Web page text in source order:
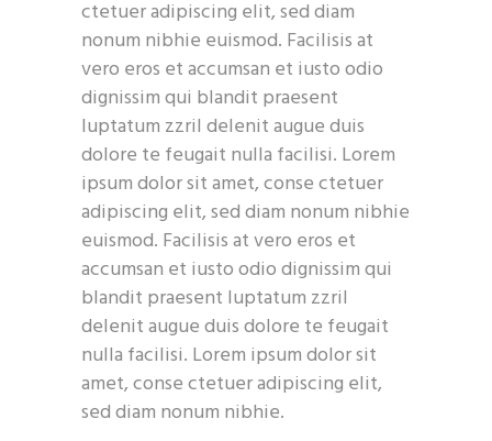
ctetuer adipiscing elit, sed diam
nonum nibhie euismod. Facilisis at
vero eros et accumsan et iusto odio
dignissim qui blandit praesent
luptatum zzril delenit augue duis
dolore te feugait nulla facilisi. Lorem
ipsum dolor sit amet, conse ctetuer
adipiscing elit, sed diam nonum nibhie
euismod. Facilisis at vero eros et
accumsan et iusto odio dignissim qui
blandit praesent luptatum zzril
delenit augue duis dolore te feugait
nulla facilisi. Lorem ipsum dolor sit
amet, conse ctetuer adipiscing elit,
sed diam nonum nibhie.